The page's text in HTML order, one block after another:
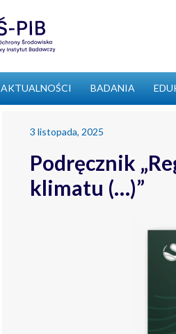
AKTUALNOŚCI BADANIA
3 listopada, 2025
Podręcznik
klimatu (…)”